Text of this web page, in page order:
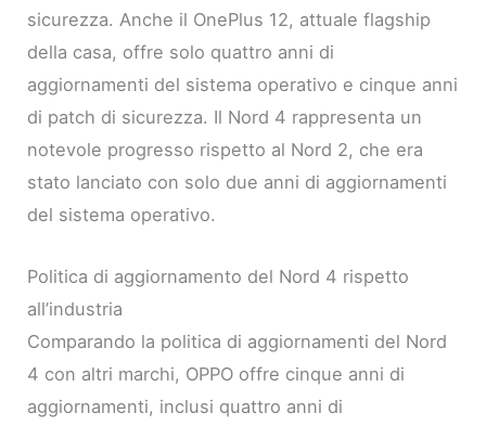
sicurezza. Anche il OnePlus 12, attuale flagship
della casa, offre solo quattro anni di
aggiornamenti del sistema operativo e cinque anni
di patch di sicurezza. Il Nord 4 rappresenta un
notevole progresso rispetto al Nord 2, che era
stato lanciato con solo due anni di aggiornamenti
del sistema operativo.
Politica di aggiornamento del Nord 4 rispetto
all’industria
Comparando la politica di aggiornamenti del Nord
4 con altri marchi, OPPO offre cinque anni di
aggiornamenti, inclusi quattro anni di